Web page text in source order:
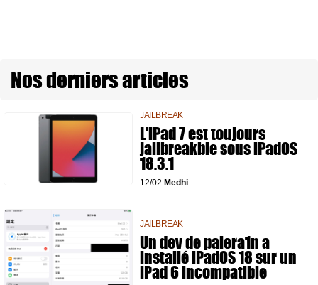
Nos derniers articles
JAILBREAK
L'iPad 7 est toujours
jailbreakble sous iPadOS
18.3.1
12/02 Medhi
JAILBREAK
Un dev de palera1n a
installé iPadOS 18 sur un
iPad 6 incompatible